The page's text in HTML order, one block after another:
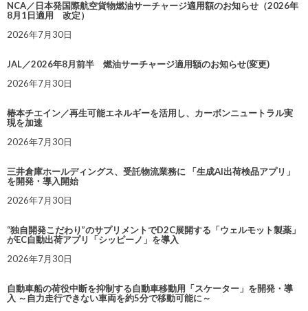
NCA／日本発国際航空貨物燃油サーチャージ適用額のお知らせ（2026年
8月1日適用 改定）
2026年7月30日
JAL／2026年8月前半 燃油サーチャージ適用額のお知らせ(変更)
2026年7月30日
椿本チエイン／再生可能エネルギーを活用し、カーボンニュートラル実
現を加速
2026年7月30日
三井倉庫ホールディングス、受託物流業務に 「生成AI出荷検品アプリ」
を開発・導入開始
2026年7月30日
“独自開発こだわり”のサプリメントでD2C展開する「ウェルモット製薬」
がEC自動出荷アプリ「シッピーノ」を導入
2026年7月30日
自動車船の荷役中断を抑制する自動車移動用「スケーター」を開発・導
入 ～自力走行できない車両を約5分で移動可能に～